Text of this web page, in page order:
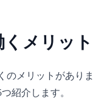
メリット
のメリットがありま
紹介します。